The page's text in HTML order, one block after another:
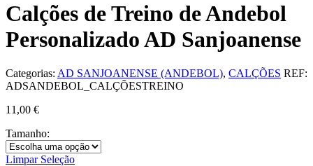
Calções de Treino de Andebol
Personalizado AD Sanjoanense
Categorias: AD SANJOANENSE (ANDEBOL), CALÇÕES REF:
ADSANDEBOL_CALÇÕESTREINO
11,00 €
Tamanho:
Limpar Seleção